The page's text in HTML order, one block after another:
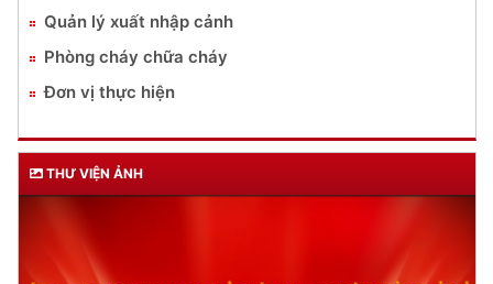
Quản lý xuất nhập cảnh
Phòng cháy chữa cháy
Đơn vị thực hiện
THƯ VIỆN ẢNH